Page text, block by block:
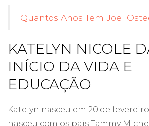
Quantos Anos Tem Joel
KATELYN NICOLE
INÍCIO DA VIDA E
EDUCAÇÃO
Katelyn nasceu em 20 de
nasceu com os pais Tammy